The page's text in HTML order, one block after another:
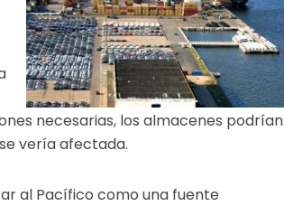
necesarias, los almacenes podrían
vería afectada.
al Pacífico como una fuente